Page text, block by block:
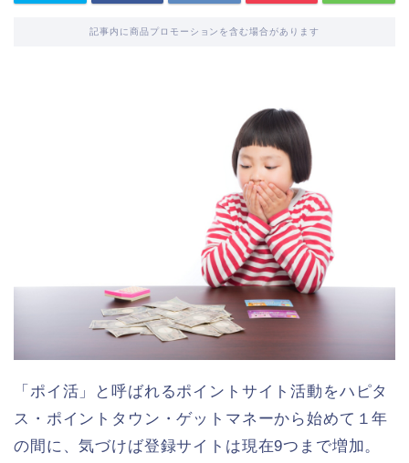
記事内に商品プロモーションを含む場合があります
「ポイ活」と呼ばれるポイントサイト活動をハピタ
ス・ポイントタウン・ゲットマネーから始めて１年
の間に、気づけば登録サイトは現在9つまで増加。